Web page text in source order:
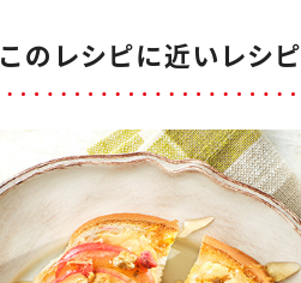
このレシピに近いレシピ